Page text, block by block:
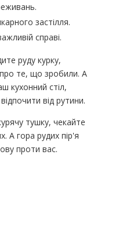
застілля.
справі.
руду курку,
те, що зробили. А
кухонний стіл,
від рутини.
тушку, чекайте
А гора рудих пір'я
проти вас.